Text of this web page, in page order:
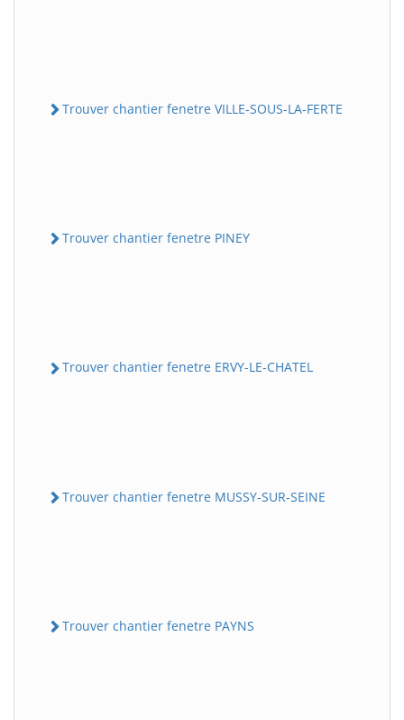
Trouver chantier fenetre VILLE-SOUS-LA-FERTE
Trouver chantier fenetre PINEY
Trouver chantier fenetre ERVY-LE-CHATEL
Trouver chantier fenetre MUSSY-SUR-SEINE
Trouver chantier fenetre PAYNS